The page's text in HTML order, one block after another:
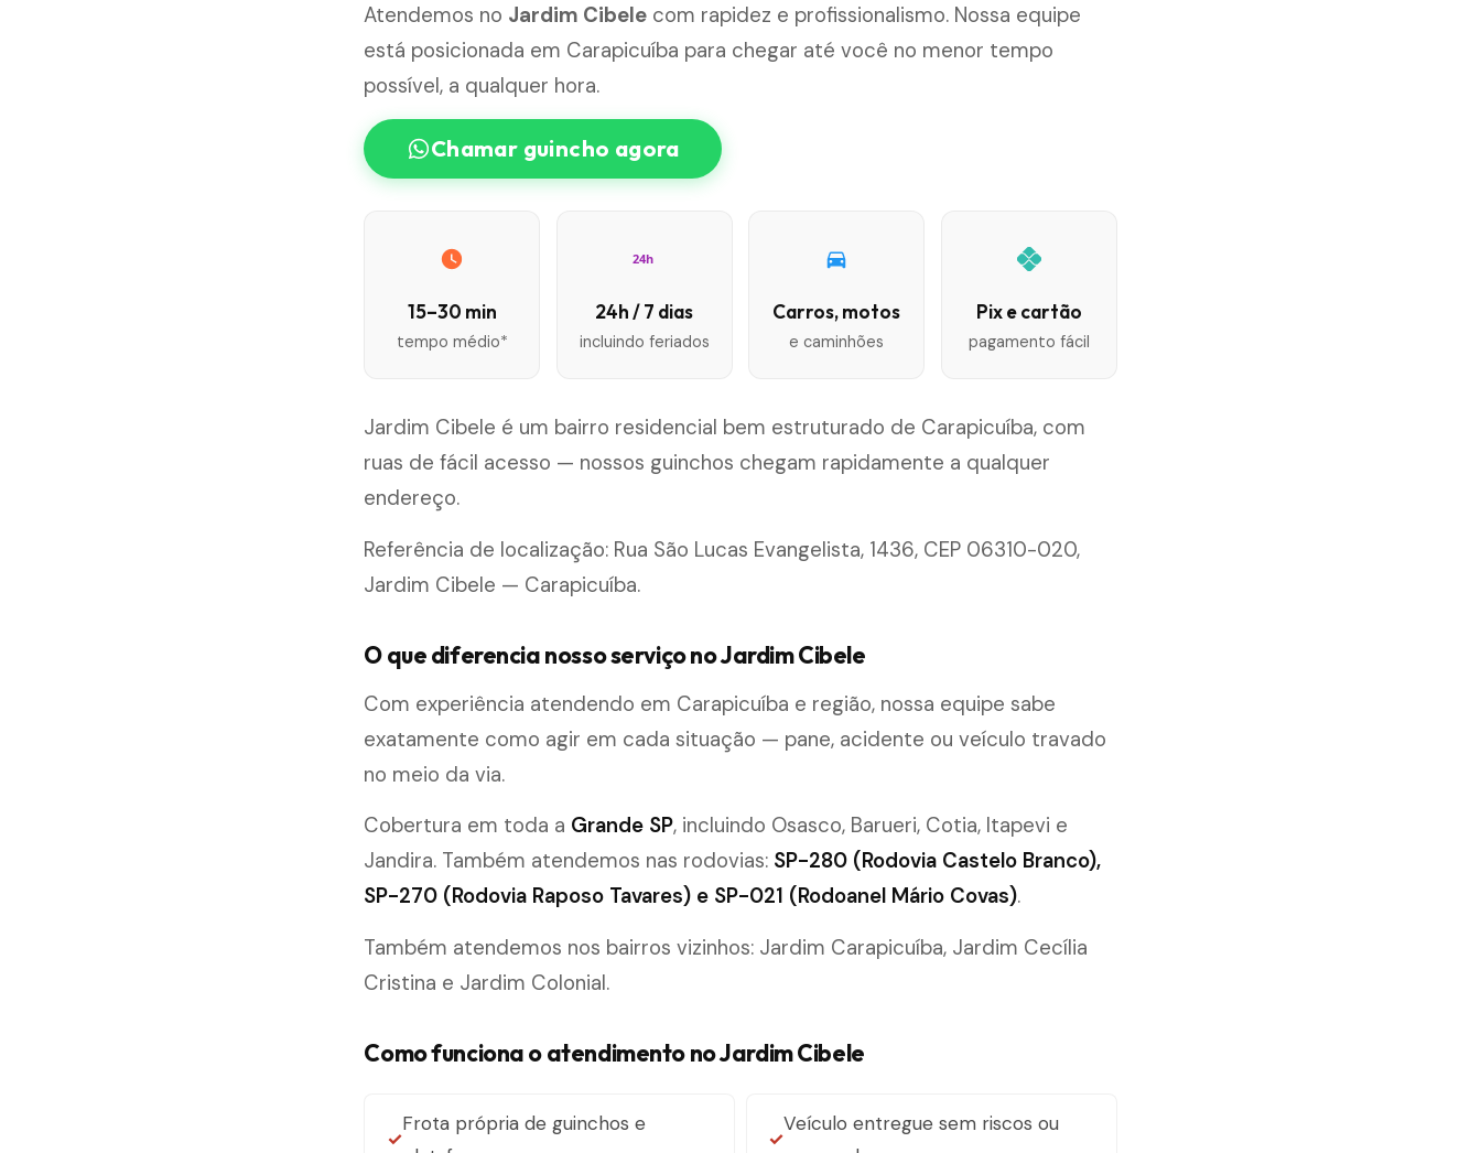
Atendemos no Jardim Cibele com rapidez e profissionalismo. Nossa equipe
está posicionada em Carapicuíba para chegar até você no menor tempo
possível, a qualquer hora.
Chamar guincho agora
15–30 min
tempo médio*
24h
24h / 7 dias
incluindo feriados
Carros, motos
e caminhões
Pix e cartão
pagamento fácil
Jardim Cibele é um bairro residencial bem estruturado de Carapicuíba, com
ruas de fácil acesso — nossos guinchos chegam rapidamente a qualquer
endereço.
Referência de localização: Rua São Lucas Evangelista, 1436, CEP 06310-020,
Jardim Cibele — Carapicuíba.
O que diferencia nosso serviço no Jardim Cibele
Com experiência atendendo em Carapicuíba e região, nossa equipe sabe
exatamente como agir em cada situação — pane, acidente ou veículo travado
no meio da via.
Cobertura em toda a Grande SP, incluindo Osasco, Barueri, Cotia, Itapevi e
Jandira. Também atendemos nas rodovias: SP-280 (Rodovia Castelo Branco),
SP-270 (Rodovia Raposo Tavares) e SP-021 (Rodoanel Mário Covas).
Também atendemos nos bairros vizinhos: Jardim Carapicuíba, Jardim Cecília
Cristina e Jardim Colonial.
Como funciona o atendimento no Jardim Cibele
Frota própria de guinchos e
Veículo entregue sem riscos ou